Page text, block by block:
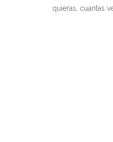
quieras, cuantas